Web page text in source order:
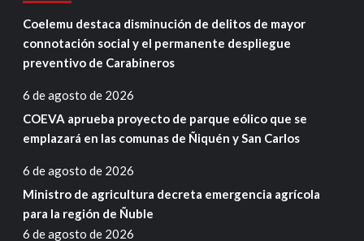
Coelemu destaca disminución de delitos de mayor
connotación social y el permanente despliegue
preventivo de Carabineros
6 de agosto de 2026
COEVA aprueba proyecto de parque eólico que se
emplazará en las comunas de Ñiquén y San Carlos
6 de agosto de 2026
Ministro de agricultura decreta emergencia agrícola
para la región de Ñuble
6 de agosto de 2026